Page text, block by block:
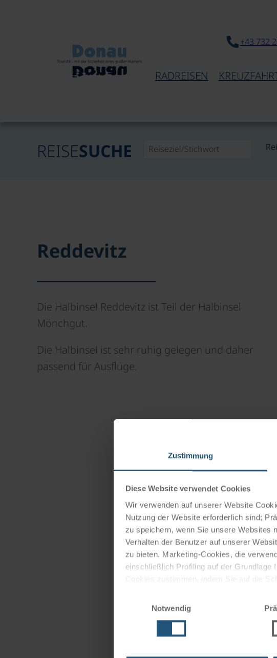
Zustimmung
Diese Website verwendet Cookies
Wir verwenden auf unserer Website
Nutzung der Website erforderlich sind;
zu speichern, wenn Sie unsere
Verhalten der Benutzer auf unserer
zu bieten. Marketing-Cookies, die
einschließlich Profiling auf der Grundlage
Impressum Datenschutz
Notwendig
+43 732
RADREISEN
REISESUCHE
Reddevitz
Die Halbinsel Reddevitz ist Teil der Halbinsel
Mönchgut.
Die Halbinsel ist sehr ruhig gelegen und daher
passend für Ausflüge.